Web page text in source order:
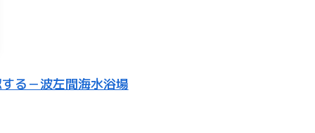
る－波左間海水浴場